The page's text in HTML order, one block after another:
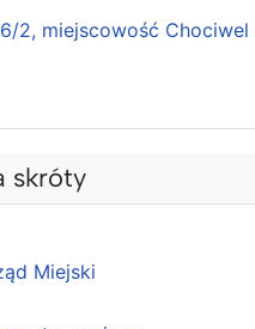
2, miejscowość Chociwel
skróty
Miejski